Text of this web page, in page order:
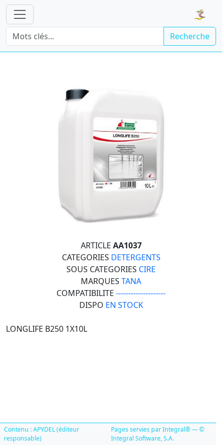
Recherche
ARTICLE AA1037
CATEGORIES DETERGENTS
SOUS CATEGORIES CIRE
MARQUES TANA
COMPATIBILITE --------------------
DISPO EN STOCK
LONGLIFE B250 1X10L
Contenu : APYDEL (éditeur
responsable)
Pages servies par Integral® — ©
Integral Software, S.A.